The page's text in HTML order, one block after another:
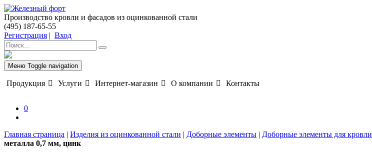
Производство кровли и фасадов из оцинкованной стали
(495) 187-65-55
Регистрация | Вход
Меню Toggle navigation
Продукция Услуги Интернет-магазин О компании Контакты
0
Главная страница | Изделия из оцинкованной стали | Доборные элементы | Доборные элементы для кровли
металла 0,7 мм, цинк